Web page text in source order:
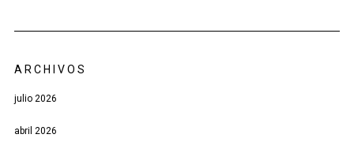
ARCHIVOS
julio 2026
abril 2026